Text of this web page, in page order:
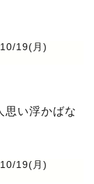
19(月)
思い浮かばな
19(月)